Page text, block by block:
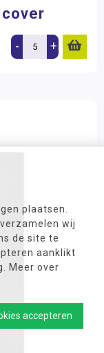
plaatsen.
wij
de site te
aanklikt
Meer over
accepteren
- +